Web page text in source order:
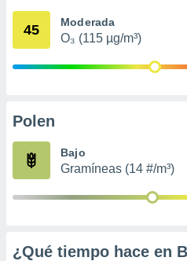
mediante
publicidad
de
45 Moderada
O₃ (115 µg/m³)
Polen
Bajo
Gramíneas (14 #/m³)
¿Qué tiempo hace en